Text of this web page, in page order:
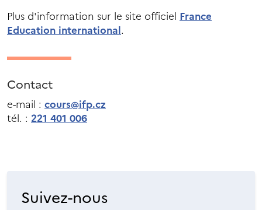
Plus d'information sur le site officiel France
Education international.
Contact
e-mail : cours@ifp.cz
tél. : 221 401 006
Suivez-nous